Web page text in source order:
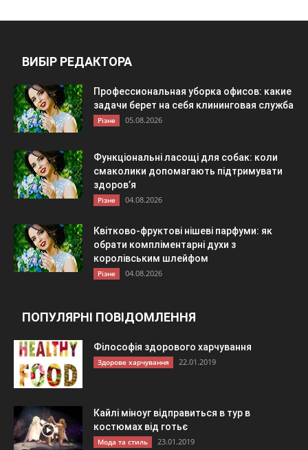
ВИБІР РЕДАКТОРА
Профессиональная уборка офисов: какие
задачи берет на себя клининговая служба
Різне 05.08.2026
Функціональні ласощі для собак: коли
смаколики допомагають підтримувати
здоров’я
Різне 04.08.2026
Квітково-фруктові нішеві парфуми: як
обрати компліментарні духи з
королівським шлейфом
Різне 04.08.2026
ПОПУЛЯРНІ ПОВІДОМЛЕННЯ
Філософія здорового харчування
Здорове харчування 22.01.2019
Кайлі міноуг відправиться в тур в
костюмах від готьє
Мода та стиль 23.01.2019